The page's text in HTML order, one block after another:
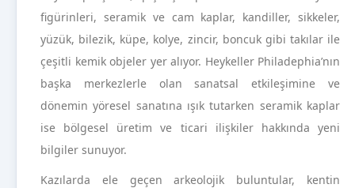
figürinleri, seramik ve cam kaplar, kandiller, sikkeler,
yüzük, bilezik, küpe, kolye, zincir, boncuk gibi takılar ile
çeşitli kemik objeler yer alıyor. Heykeller Philadephia’nın
başka merkezlerle olan sanatsal etkileşimine ve
dönemin yöresel sanatına ışık tutarken seramik kaplar
ise bölgesel üretim ve ticari ilişkiler hakkında yeni
bilgiler sunuyor.
Kazılarda ele geçen arkeolojik buluntular, kentin